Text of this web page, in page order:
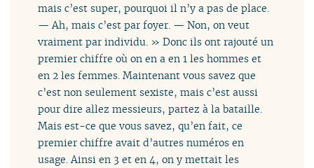
mais c’est super, pourquoi il n’y a pas de place.
— Ah, mais c’est par foyer. — Non, on veut
vraiment par individu. » Donc ils ont rajouté un
premier chiffre où on en a en 1 les hommes et
en 2 les femmes. Maintenant vous savez que
c’est non seulement sexiste, mais c’est aussi
pour dire allez messieurs, partez à la bataille.
Mais est-ce que vous savez, qu’en fait, ce
premier chiffre avait d’autres numéros en
usage. Ainsi en 3 et en 4, on y mettait les